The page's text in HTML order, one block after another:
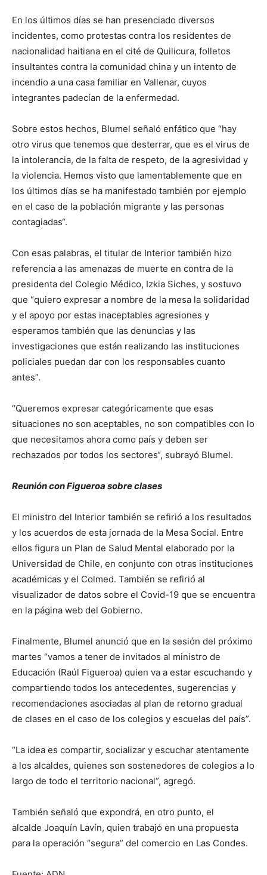
En los últimos días se han presenciado diversos
incidentes, como protestas contra los residentes de
nacionalidad haitiana en el cité de Quilicura, folletos
insultantes contra la comunidad china y un intento de
incendio a una casa familiar en Vallenar, cuyos
integrantes padecían de la enfermedad.
Sobre estos hechos, Blumel señaló enfático que “hay
otro virus que tenemos que desterrar, que es el virus de
la intolerancia, de la falta de respeto, de la agresividad y
la violencia. Hemos visto que lamentablemente que en
los últimos días se ha manifestado también por ejemplo
en el caso de la población migrante y las personas
contagiadas“.
Con esas palabras, el titular de Interior también hizo
referencia a las amenazas de muerte en contra de la
presidenta del Colegio Médico, Izkia Siches, y sostuvo
que “quiero expresar a nombre de la mesa la solidaridad
y el apoyo por estas inaceptables agresiones y
esperamos también que las denuncias y las
investigaciones que están realizando las instituciones
policiales puedan dar con los responsables cuanto
antes”.
“Queremos expresar categóricamente que esas
situaciones no son aceptables, no son compatibles con lo
que necesitamos ahora como país y deben ser
rechazados por todos los sectores“, subrayó Blumel.
Reunión con Figueroa sobre clases
El ministro del Interior también se refirió a los resultados
y los acuerdos de esta jornada de la Mesa Social. Entre
ellos figura un Plan de Salud Mental elaborado por la
Universidad de Chile, en conjunto con otras instituciones
académicas y el Colmed. También se refirió al
visualizador de datos sobre el Covid-19 que se encuentra
en la página web del Gobierno.
Finalmente, Blumel anunció que en la sesión del próximo
martes “vamos a tener de invitados al ministro de
Educación (Raúl Figueroa) quien va a estar escuchando y
compartiendo todos los antecedentes, sugerencias y
recomendaciones asociadas al plan de retorno gradual
de clases en el caso de los colegios y escuelas del país”.
“La idea es compartir, socializar y escuchar atentamente
a los alcaldes, quienes son sostenedores de colegios a lo
largo de todo el territorio nacional”, agregó.
También señaló que expondrá, en otro punto, el
alcalde Joaquín Lavín, quien trabajó en una propuesta
para la operación “segura” del comercio en Las Condes.